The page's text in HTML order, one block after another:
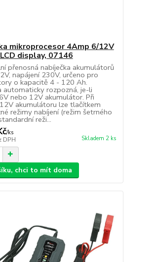
mikroprocesor 4Amp 6/12V
display, 07146
přenosná nabíječka akumulátorů
napájení 230V, určeno pro
o kapacitě 4 - 120 Ah.
automaticky rozpozná, je-li
nebo 12V akumulátor. Při
akumulátoru lze tlačítkem
režimy nabíjení (režim šetrného
reži...
/ks
DPH Skladem 2 ks
chci to mít doma